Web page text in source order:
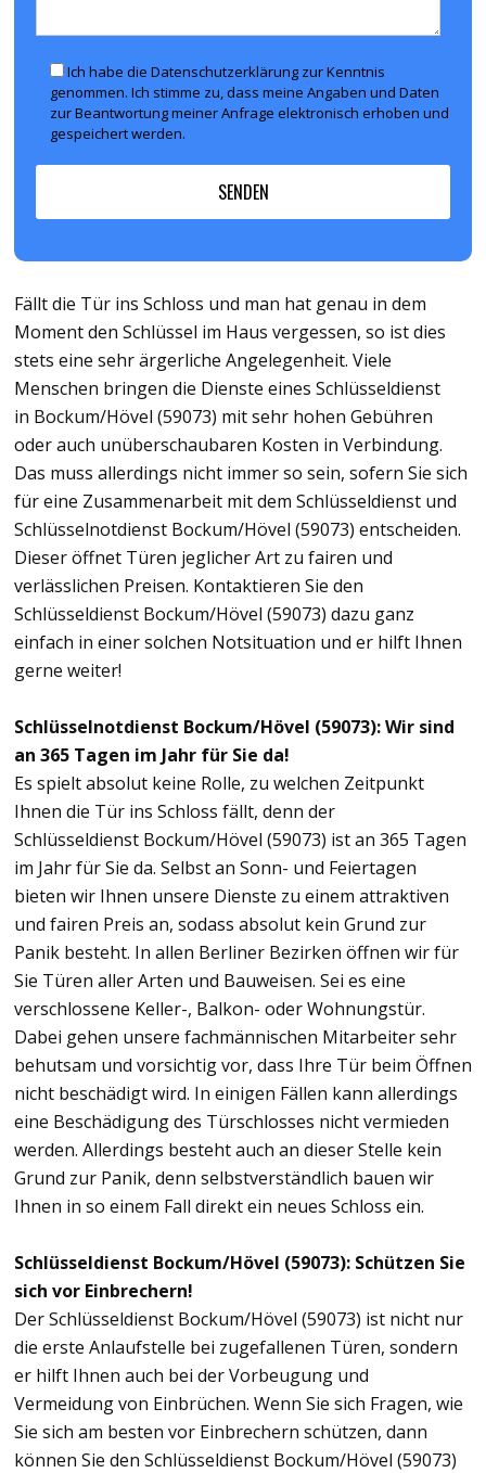
Ich habe die Datenschutzerklärung zur Kenntnis
genommen. Ich stimme zu, dass meine Angaben und Daten
zur Beantwortung meiner Anfrage elektronisch erhoben und
gespeichert werden.
Fällt die Tür ins Schloss und man hat genau in dem
Moment den Schlüssel im Haus vergessen, so ist dies
stets eine sehr ärgerliche Angelegenheit. Viele
Menschen bringen die Dienste eines Schlüsseldienst
in Bockum/Hövel (59073) mit sehr hohen Gebühren
oder auch unüberschaubaren Kosten in Verbindung.
Das muss allerdings nicht immer so sein, sofern Sie sich
für eine Zusammenarbeit mit dem Schlüsseldienst und
Schlüsselnotdienst Bockum/Hövel (59073) entscheiden.
Dieser öffnet Türen jeglicher Art zu fairen und
verlässlichen Preisen. Kontaktieren Sie den
Schlüsseldienst Bockum/Hövel (59073) dazu ganz
einfach in einer solchen Notsituation und er hilft Ihnen
gerne weiter!
Schlüsselnotdienst Bockum/Hövel (59073): Wir sind
an 365 Tagen im Jahr für Sie da!
Es spielt absolut keine Rolle, zu welchen Zeitpunkt
Ihnen die Tür ins Schloss fällt, denn der
Schlüsseldienst Bockum/Hövel (59073) ist an 365 Tagen
im Jahr für Sie da. Selbst an Sonn- und Feiertagen
bieten wir Ihnen unsere Dienste zu einem attraktiven
und fairen Preis an, sodass absolut kein Grund zur
Panik besteht. In allen Berliner Bezirken öffnen wir für
Sie Türen aller Arten und Bauweisen. Sei es eine
verschlossene Keller-, Balkon- oder Wohnungstür.
Dabei gehen unsere fachmännischen Mitarbeiter sehr
behutsam und vorsichtig vor, dass Ihre Tür beim Öffnen
nicht beschädigt wird. In einigen Fällen kann allerdings
eine Beschädigung des Türschlosses nicht vermieden
werden. Allerdings besteht auch an dieser Stelle kein
Grund zur Panik, denn selbstverständlich bauen wir
Ihnen in so einem Fall direkt ein neues Schloss ein.
Schlüsseldienst Bockum/Hövel (59073): Schützen Sie
sich vor Einbrechern!
Der Schlüsseldienst Bockum/Hövel (59073) ist nicht nur
die erste Anlaufstelle bei zugefallenen Türen, sondern
er hilft Ihnen auch bei der Vorbeugung und
Vermeidung von Einbrüchen. Wenn Sie sich Fragen, wie
Sie sich am besten vor Einbrechern schützen, dann
können Sie den Schlüsseldienst Bockum/Hövel (59073)